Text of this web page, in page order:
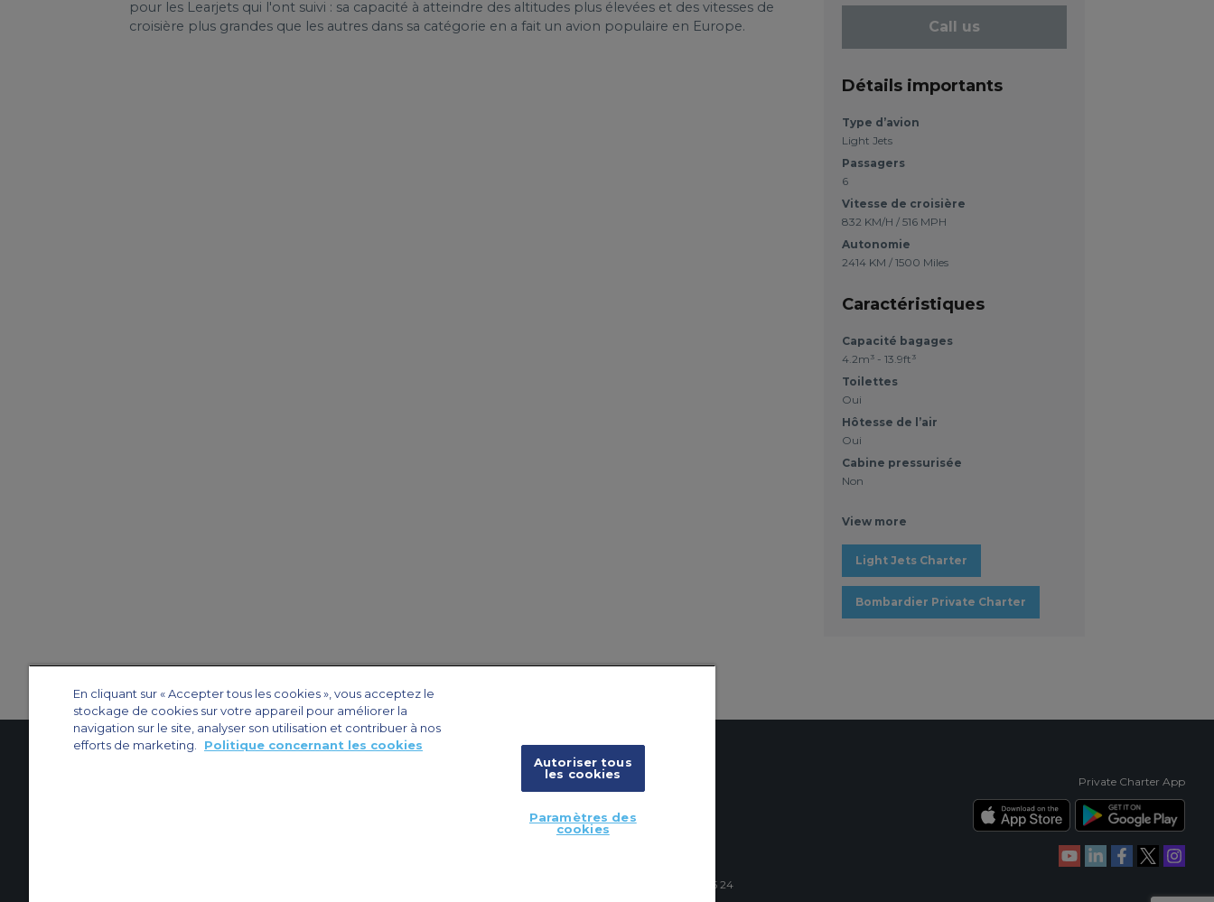
pour les Learjets qui l'ont suivi : sa capacité à atteindre des altitudes plus élevées et des vitesses de
croisière plus grandes que les autres dans sa catégorie en a fait un avion populaire en Europe.
Call us
Détails importants
Type d’avion
Light Jets
Passagers
6
Vitesse de croisière
832 KM/H / 516 MPH
Autonomie
2414 KM / 1500 Miles
Caractéristiques
Capacité bagages
4.2m³ - 13.9ft³
Toilettes
Oui
Hôtesse de l’air
Oui
Cabine pressurisée
Non
View more
Light Jets Charter
Bombardier Private Charter
Private Charter App
© 2026 ACS Air Charter Brussels S.R.L, Levels 0, 5 & 6, Schuman 3, 2-4 Schuman Roundabout, 1040 Brussels, Belgium | +32 2 886 15 24
En cliquant sur « Accepter tous les cookies », vous acceptez le
stockage de cookies sur votre appareil pour améliorer la
navigation sur le site, analyser son utilisation et contribuer à nos
efforts de marketing.
Politique concernant les cookies
Autoriser tous
les cookies
Paramètres des
cookies